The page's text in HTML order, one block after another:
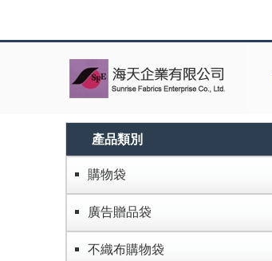
產品類別
購物袋
廣告贈品袋
不織布購物袋